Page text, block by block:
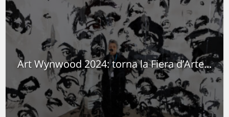
Art Wynwood 2024: torna la Fiera d’Arte...